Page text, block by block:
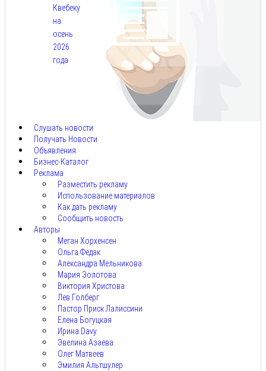
Квебеку
на
осень
2026
года
Слушать новости
Получать Новости
Объявления
Бизнес-Каталог
Реклама
Разместить рекламу
Использование материалов
Как дать рекламу
Сообщить новость
Авторы
Меган Хорхенсен
Ольга Федак
Александра Мельникова
Мария Золотова
Виктория Христова
Лев Голберг
Пастор Приск Лалиссини
Елена Богуцкая
Ирина Davy
Эвелина Азаева
Олег Матвеев
Эмилия Альтшулер